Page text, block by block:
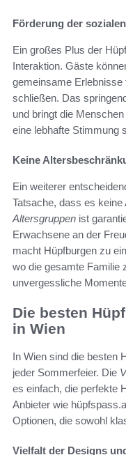
Förderung der
Ein großes Plus der
Interaktion. Gäste
gemeinsame Erlebnisse
schließen. Das
und bringt die
eine lebhafte Stimmung
Keine
Ein weiterer
Tatsache, dass es
Altersgruppen ist
Erwachsene an der
macht Hüpfburgen zu
wo die gesamte Familie
unvergessliche
Die besten
in Wien
In Wien sind die besten
jeder Sommerfeier. Die
es einfach, die perfekte
Anbieter wie
Optionen, die sowohl
Vielfalt der Designs